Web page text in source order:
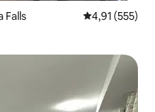
Falls
4,91 (555)